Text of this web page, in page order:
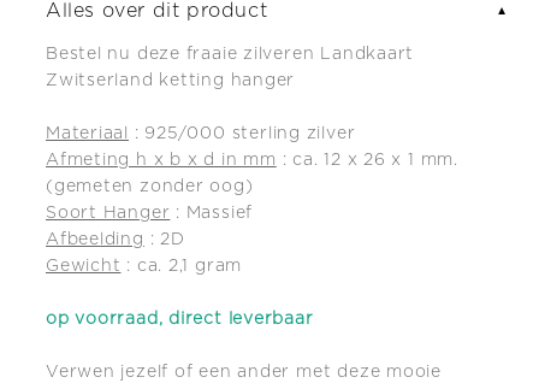
Alles over dit product ▼
Bestel nu deze fraaie zilveren Landkaart
Zwitserland ketting hanger
Materiaal
: 925/000 sterling zilver
Afmeting h x b x d in mm : ca. 12 x 26 x 1 mm.
(gemeten zonder oog)
Soort Hanger : Massief
Afbeelding : 2D
Gewicht : ca. 2,1 gram
op voorraad, direct leverbaar
Verwen jezelf of een ander met deze mooie